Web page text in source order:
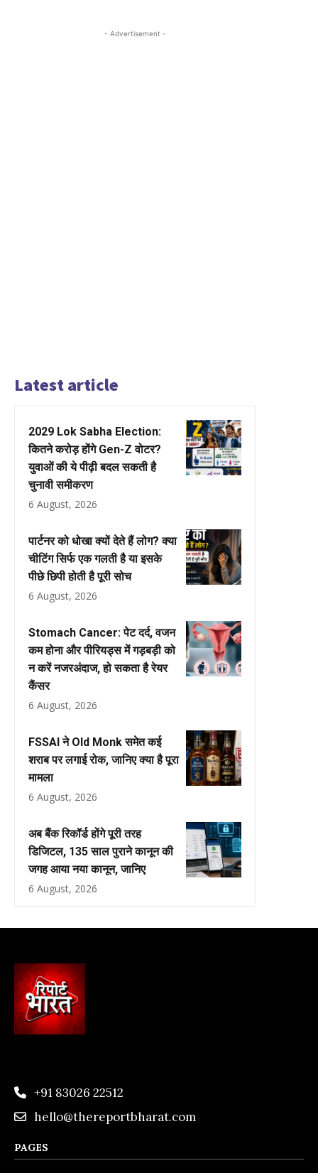
- Advertisement -
Latest article
2029 Lok Sabha Election:
कितने करोड़ होंगे Gen-Z वोटर?
युवाओं की ये पीढ़ी बदल सकती है
चुनावी समीकरण
6 August, 2026
पार्टनर को धोखा क्यों देते हैं लोग? क्या
चीटिंग सिर्फ एक गलती है या इसके
पीछे छिपी होती है पूरी सोच
6 August, 2026
Stomach Cancer: पेट दर्द, वजन
कम होना और पीरियड्स में गड़बड़ी को
न करें नजरअंदाज, हो सकता है रेयर
कैंसर
6 August, 2026
FSSAI ने Old Monk समेत कई
शराब पर लगाई रोक, जानिए क्या है पूरा
मामला
6 August, 2026
अब बैंक रिकॉर्ड होंगे पूरी तरह
डिजिटल, 135 साल पुराने कानून की
जगह आया नया कानून, जानिए
6 August, 2026
+91 83026 22512
hello@thereportbharat.com
PAGES